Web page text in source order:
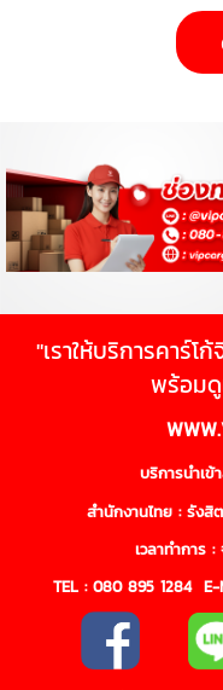
"เราให้บริการคาร์
พร้อม
บริการนำเ
สำนักงานไทย : รัง
เวลาทำการ
TEL :080 895 1284E-